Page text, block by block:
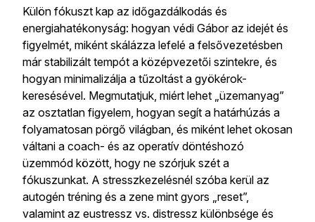
Külön fókuszt kap az időgazdálkodás és
energiahatékonyság: hogyan védi Gábor az idejét és
figyelmét, miként skálázza lefelé a felsővezetésben
már stabilizált tempót a középvezetői szintekre, és
hogyan minimalizálja a tűzoltást a gyökérok-
keresésével. Megmutatjuk, miért lehet „üzemanyag”
az osztatlan figyelem, hogyan segít a határhúzás a
folyamatosan pörgő világban, és miként lehet okosan
váltani a coach- és az operatív döntéshozó
üzemmód között, hogy ne szórjuk szét a
fókuszunkat. A stresszkezelésnél szóba kerül az
autogén tréning és a zene mint gyors „reset”,
valamint az eustressz vs. distressz különbsége és